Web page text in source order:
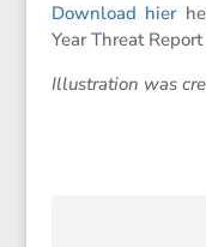
Download hier
Year Threat
Illustra­tion was